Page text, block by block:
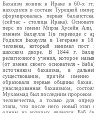
Бахаизм возник в Ираке в 60-х
находился в составе Турецкой
сформировалась первая
(сейчас - столица Ирака).
перс по имени Мирза Хусейн Али,
именем Бахаулла 1(в переводе с
Родился Бахаулла в Тегеране в
человека, который занимал
шахском дворе. В 1844 г.
религиозного учения, которое
(от имени своего основателя -
источником бахаизма, в
существование, причём
образовали первые общины бахаи.
унаследованная бахаизмом,
Мухаммад был последним пророком
человечества, а только для
этапа, что после него новый этап